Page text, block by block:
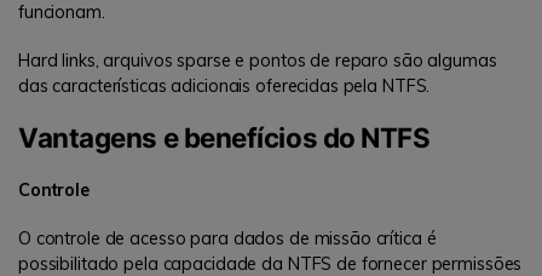
funcionam.
Hard links, arquivos sparse e pontos de reparo são algumas
das características adicionais oferecidas pela NTFS.
Vantagens e benefícios do NTFS
Controle
O controle de acesso para dados de missão crítica é
possibilitado pela capacidade da NTFS de fornecer permissões